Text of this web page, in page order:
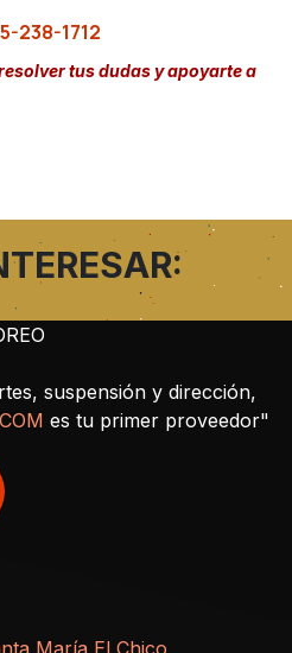
238-1712
tus dudas y apoyarte a
suspensión y dirección,
es tu primer proveedor"
María El Chico,